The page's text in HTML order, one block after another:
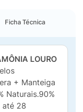
Ficha Técnica
LOURO
+ Manteiga
Naturais.90%
até 28